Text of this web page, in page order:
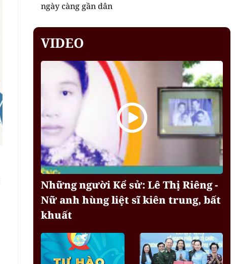
ngày càng gần dân
VIDEO
Những người Kể sử: Lê Thị Riêng -
Nữ anh hùng liệt sĩ kiên trung, bất
khuất